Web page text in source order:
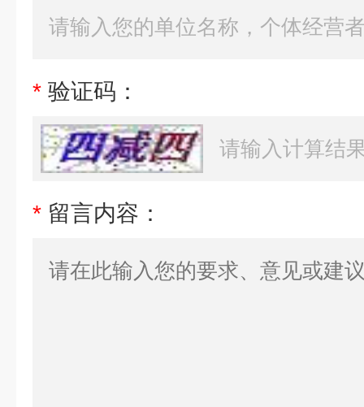
* 验证码：
* 留言内容：